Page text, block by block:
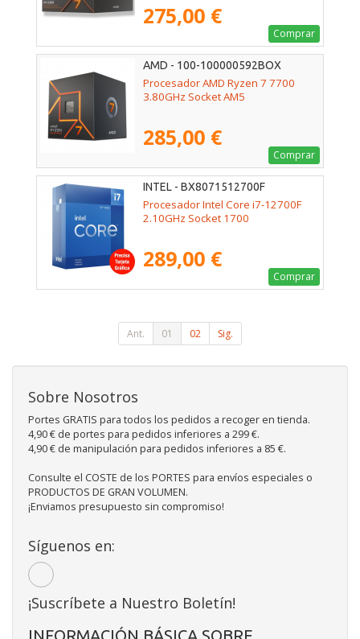
275,00 €
Comprar
AMD - 100-100000592BOX
Procesador AMD Ryzen 7 7700
3.80GHz Socket AM5
285,00 €
Comprar
INTEL - BX8071512700F
Procesador Intel Core i7-12700F
2.10GHz Socket 1700
289,00 €
Comprar
Ant. 01 02 Sig.
Sobre Nosotros
Portes GRATIS para todos los pedidos a recoger en tienda.
4,90 € de portes para pedidos inferiores a 299 €.
4,90 € de manipulación para pedidos inferiores a 85 €.
Consulte el COSTE de los PORTES para envíos especiales o
PRODUCTOS DE GRAN VOLUMEN.
¡Enviamos presupuesto sin compromiso!
Síguenos en:
¡Suscríbete a Nuestro Boletín!
INFORMACIÓN BÁSICA SOBRE